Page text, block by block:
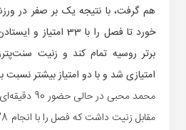
هم گرفت، با نتیجه یک بر صفر در
خورد تا فصل را با 33
امتیازی شد و با دو امتیاز بیشتر نسبت
محمد محبی